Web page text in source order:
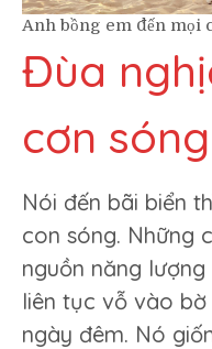
Anh bồng em đến mọi
Đùa
cơn sóng
Nói đến bãi biển
con sóng. Những
nguồn năng
liên tục vỗ vào
ngày đêm. Nó